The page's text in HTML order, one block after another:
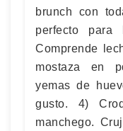
brunch con
perfecto
Comprende
mostaza en
yemas de
gusto. 4)
manchego.